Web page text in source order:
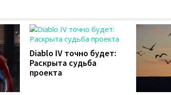
Diablo IV точно будет:
Раскрыта судьба
проекта